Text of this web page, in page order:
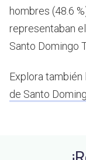
hombres (48.6
representaban
Santo Domingo
Explora
de Santo